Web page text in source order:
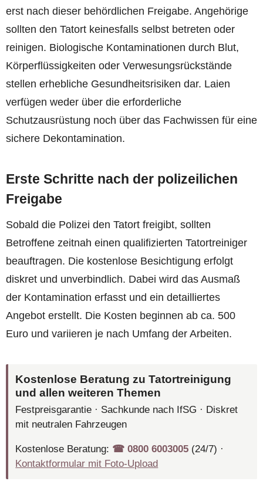
erst nach dieser behördlichen Freigabe. Angehörige
sollten den Tatort keinesfalls selbst betreten oder
reinigen. Biologische Kontaminationen durch Blut,
Körperflüssigkeiten oder Verwesungsrückstände
stellen erhebliche Gesundheitsrisiken dar. Laien
verfügen weder über die erforderliche
Schutzausrüstung noch über das Fachwissen für eine
sichere Dekontamination.
Erste Schritte nach der polizeilichen
Freigabe
Sobald die Polizei den Tatort freigibt, sollten
Betroffene zeitnah einen qualifizierten Tatortreiniger
beauftragen. Die kostenlose Besichtigung erfolgt
diskret und unverbindlich. Dabei wird das Ausmaß
der Kontamination erfasst und ein detailliertes
Angebot erstellt. Die Kosten beginnen ab ca. 500
Euro und variieren je nach Umfang der Arbeiten.
Kostenlose Beratung zu Tatortreinigung
und allen weiteren Themen
Festpreisgarantie · Sachkunde nach IfSG · Diskret
mit neutralen Fahrzeugen
Kostenlose Beratung: ☎︎ 0800 6003005 (24/7) ·
Kontaktformular mit Foto-Upload